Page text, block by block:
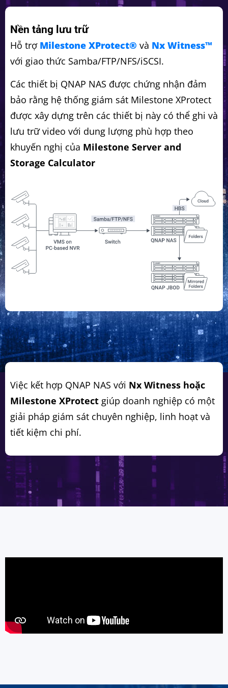
Nền tảng lưu trữ
Hỗ trợ Milestone XProtect® và Nx Witness™
với giao thức Samba/FTP/NFS/iSCSI.
Các thiết bị QNAP NAS được chứng nhận đảm
bảo rằng hệ thống giám sát Milestone XProtect
được xây dựng trên các thiết bị này có thể ghi và
lưu trữ video với dung lượng phù hợp theo
khuyến nghị của Milestone Server and
Storage Calculator
Việc kết hợp QNAP NAS với Nx Witness hoặc
Milestone XProtect giúp doanh nghiệp có một
giải pháp giám sát chuyên nghiệp, linh hoạt và
tiết kiệm chi phí.